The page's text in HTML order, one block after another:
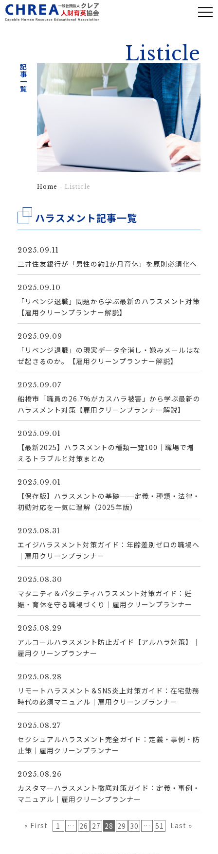
記事一覧
Listicle
Home - Listicle
ハラスメント記事一覧
2025.09.11
三井住友銀行が「男性の約1か月育休」を原則必須化へ
2025.09.10
「リベンジ退職」問題から学ぶ最新のハラスメント対策
【雇用クリーンプランナー解説】
2025.09.09
「リベンジ退職」の現実――データ全消し・嫌みメールはな
ぜ起きるのか。【雇用クリーンプランナー解説】
2025.09.07
船橋市「職員の26.7%がカスハラ被害」から学ぶ最新の
ハラスメント対策【雇用クリーンプランナー解説】
2025.09.01
【最新2025】ハラスメントの種類一覧100｜職場で増
えるトラブルと対策まとめ
2025.09.01
【保存版】ハラスメントの基礎──定義・種類・法律・
初動対応を一気に理解（2025年版）
2025.08.31
エイジハラスメント対策ガイド：年齢差別ゼロの職場へ
｜雇用クリーンプランナー
2025.08.30
マタニティ＆パタニティハラスメント対策ガイド：妊
娠・育休を守る職場づくり｜雇用クリーンプランナー
2025.08.29
アルコールハラスメント防止ガイド【アルハラ対策】｜
雇用クリーンプランナー
2025.08.28
リモートハラスメント＆SNS炎上対策ガイド：在宅勤務
時代の必須マニュアル｜雇用クリーンプランナー
2025.08.27
セクシュアルハラスメント完全ガイド：定義・事例・防
止策｜雇用クリーンプランナー
2025.08.26
カスタマーハラスメント徹底対策ガイド：定義・事例・
マニュアル｜雇用クリーンプランナー
« First 1 … 26 27 28 29 30 … 51 Last »